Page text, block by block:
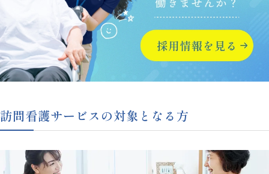
訪問看護サービスの対象となる方